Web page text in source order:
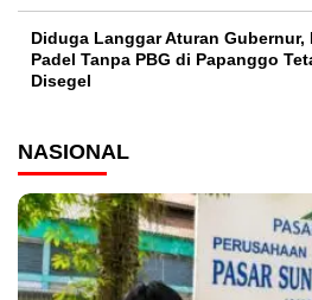
Diduga Langgar Aturan Gubernur,
Padel Tanpa PBG di Papanggo
Disegel
NASIONAL